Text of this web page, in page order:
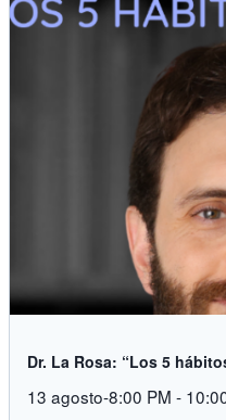
Dr. La Rosa: “Los 5
13 agosto-8:00 PM -